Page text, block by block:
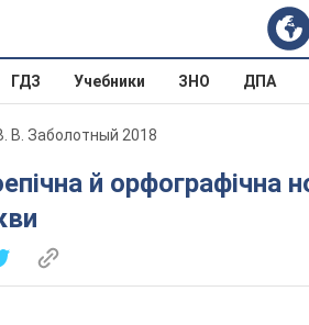
ГДЗ Учебники ЗНО ДПА
В. Заболотный 2018